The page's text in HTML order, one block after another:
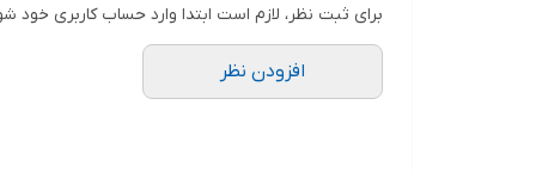
برای ثبت نظر، لازم است ابتدا وارد حساب کاربری خود
افزودن نظر